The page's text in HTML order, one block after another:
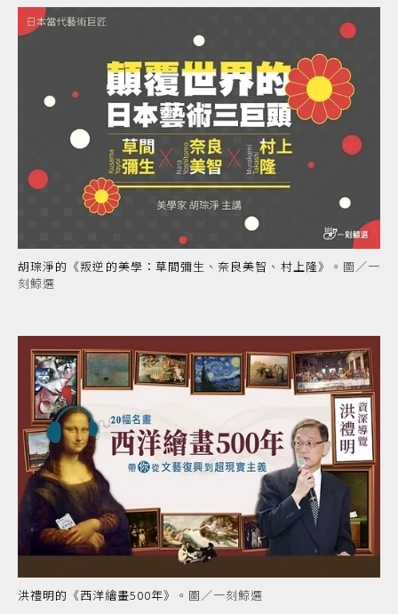
胡琮淨的 《叛逆的美學：草間彌生、奈良美智、村上隆》
。圖／一
刻鯨選
洪禮明的 《西洋繪畫500年》 。圖／一刻鯨選